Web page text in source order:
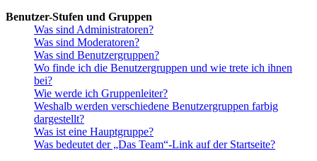
Benutzer-Stufen und Gruppen
Was sind Administratoren?
Was sind Moderatoren?
Was sind Benutzergruppen?
Wo finde ich die Benutzergruppen und wie trete ich ihnen
bei?
Wie werde ich Gruppenleiter?
Weshalb werden verschiedene Benutzergruppen farbig
dargestellt?
Was ist eine Hauptgruppe?
Was bedeutet der „Das Team“-Link auf der Startseite?